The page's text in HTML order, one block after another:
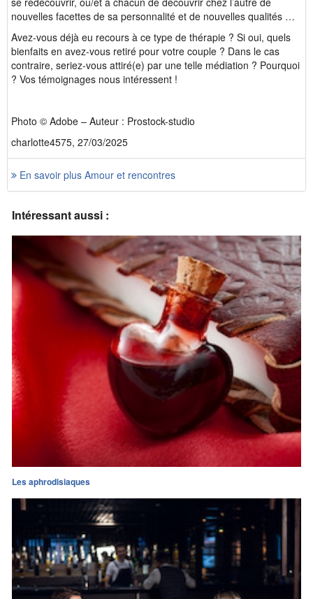
nouvelles facettes de sa personnalité et de nouvelles qualités …
Avez-vous déjà eu recours à ce type de thérapie ? Si oui, quels
bienfaits en avez-vous retiré pour votre couple ? Dans le cas
contraire, seriez-vous attiré(e) par une telle médiation ? Pourquoi
? Vos témoignages nous intéressent !
Photo © Adobe – Auteur : Prostock-studio
charlotte4575, 27/03/2025
En savoir plus Amour et rencontres
Intéressant aussi :
Les aphrodisiaques